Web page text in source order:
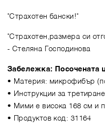
"Страхотен бански!"
"Страхотен,размера си
- Стеляна Господинова
Забележка: Посочената
• Материя: микрофибър
• Инструкции за
• Мими е висока 168 см и
• Продуктов код: 31164